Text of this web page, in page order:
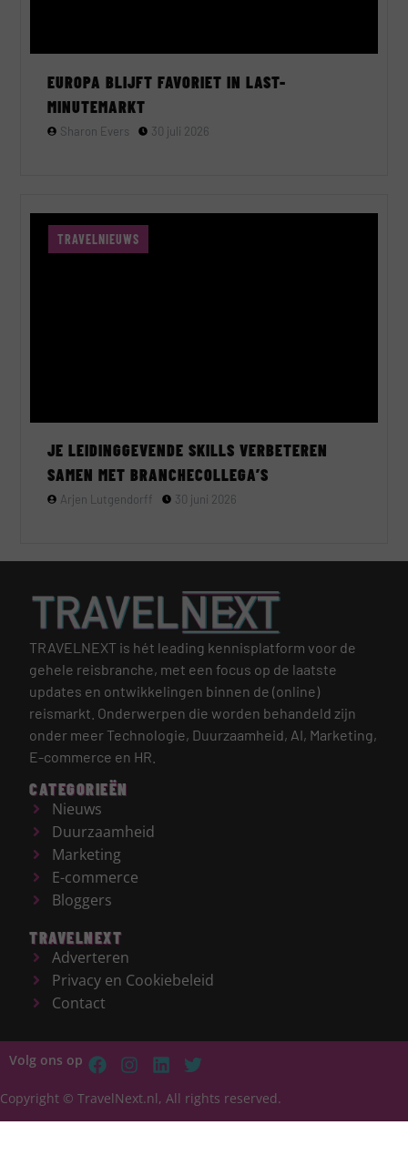
EUROPA BLIJFT FAVORIET IN LAST-
MINUTEMARKT
Sharon Evers 30 juli 2026
TRAVELNIEUWS
JE LEIDINGGEVENDE SKILLS VERBETEREN
SAMEN MET BRANCHECOLLEGA’S
Arjen Lutgendorff 30 juni 2026
TRAVELNEXT is hét leading kennisplatform voor de
gehele reisbranche, met een focus op de laatste
updates en ontwikkelingen binnen de (online)
reismarkt. Onderwerpen die worden behandeld zijn
onder meer Technologie, Duurzaamheid, AI, Marketing,
E-commerce en HR.
CATEGORIEËN
Nieuws
Duurzaamheid
Marketing
E-commerce
Bloggers
TRAVELNEXT
Adverteren
Privacy en Cookiebeleid
Contact
Volg ons op
Copyright © TravelNext.nl, All rights reserved.